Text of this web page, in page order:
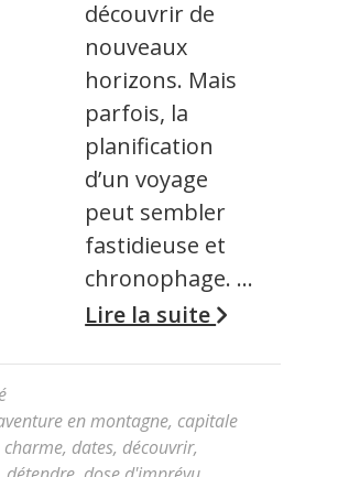
découvrir de
nouveaux
horizons. Mais
parfois, la
planification
d’un voyage
peut sembler
fastidieuse et
chronophage. …
Lire la suite
en montagne, capitale
charme, dates, découvrir,